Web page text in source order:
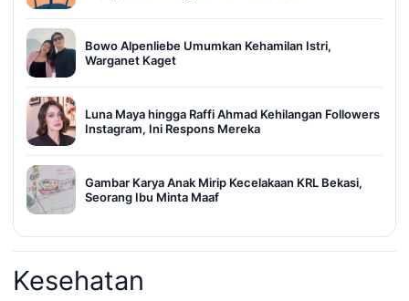
Bowo Alpenliebe Umumkan Kehamilan Istri,
Warganet Kaget
Luna Maya hingga Raffi Ahmad Kehilangan Followers
Instagram, Ini Respons Mereka
Gambar Karya Anak Mirip Kecelakaan KRL Bekasi,
Seorang Ibu Minta Maaf
Kesehatan